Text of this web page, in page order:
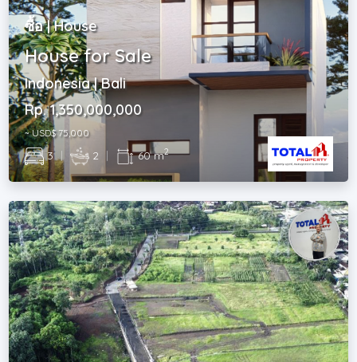
ซื้อ | House
House for Sale
Indonesia | Bali
Rp. 1,350,000,000
~ USD$ 75,000
3 | 2 | 60 m2